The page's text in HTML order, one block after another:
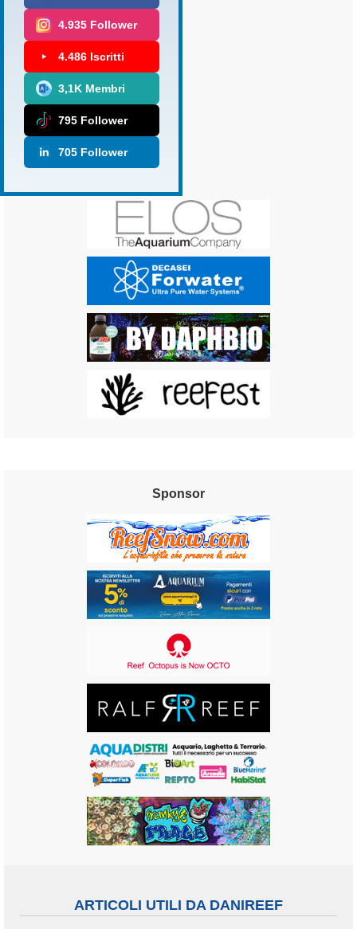
4.935 Follower
4.486 Iscritti
3,1K Membri
795 Follower
705 Follower
Sponsor
ARTICOLI UTILI DA DANIREEF